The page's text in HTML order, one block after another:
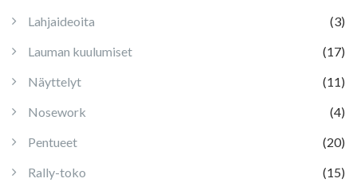
Lahjaideoita
(3)
Lauman kuulumiset
(17)
Näyttelyt
(11)
Nosework
(4)
Pentueet
(20)
Rally-toko
(15)